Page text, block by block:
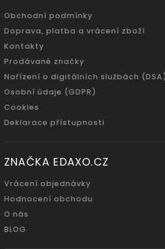
Obchodní podmínky
Doprava, platba a vrácení zboží
Kontakty
Prodávané značky
Nařízení o digitálních službách (DSA)
Osobní údaje (GDPR)
Cookies
Deklarace přístupnosti
ZNAČKA EDAXO.CZ
Vrácení objednávky
Hodnocení obchodu
O nás
BLOG